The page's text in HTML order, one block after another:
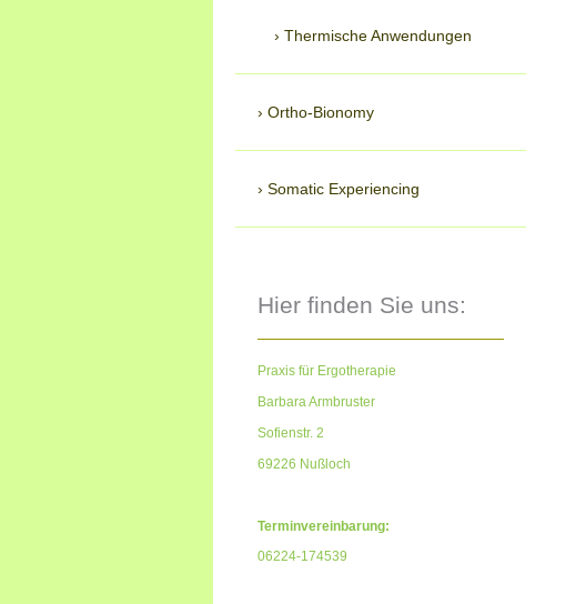
Thermische Anwendungen
Ortho-Bionomy
Somatic Experiencing
Hier finden Sie uns:
Praxis für Ergotherapie
Barbara Armbruster
Sofienstr. 2
69226 Nußloch
Terminvereinbarung:
06224-174539